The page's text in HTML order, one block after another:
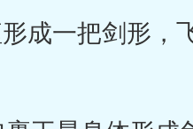
成一把剑形，